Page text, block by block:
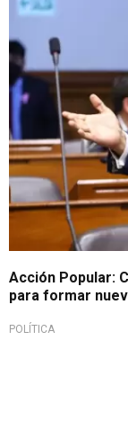
Sin Darwin Espinoza
Acción Popular:
para formar
POLÍTICA